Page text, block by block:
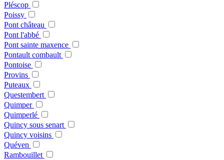
Pléscop
Poissy
Pont château
Pont l'abbé
Pont sainte maxence
Pontault combault
Pontoise
Provins
Puteaux
Questembert
Quimper
Quimperlé
Quincy sous senart
Quincy voisins
Quéven
Rambouillet